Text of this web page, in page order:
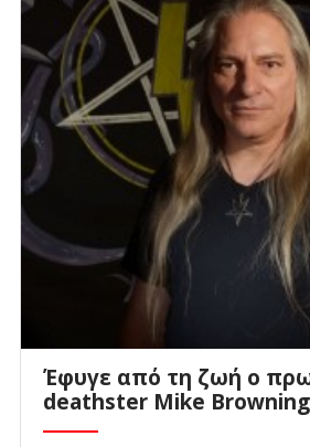
Έφυγε από τη ζωή ο
deathster Mike Browning